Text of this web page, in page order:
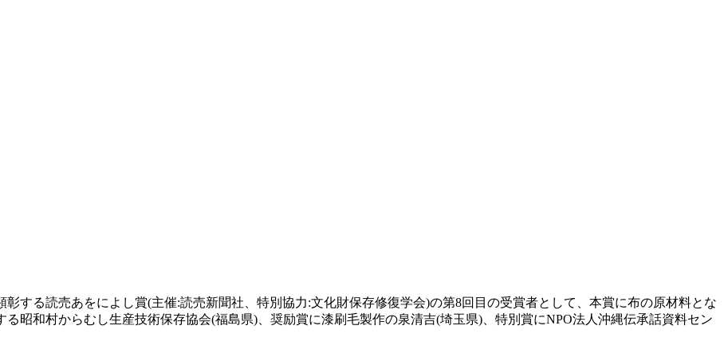
する読売あをによし賞(主催:読売新聞社、特別協力:文化財保存修復学会)の第8回目の受賞者として、本賞に布の原材料とな
昭和村からむし生産技術保存協会(福島県)、奨励賞に漆刷毛製作の泉清吉(埼玉県)、特別賞にNPO法人沖縄伝承話資料セン